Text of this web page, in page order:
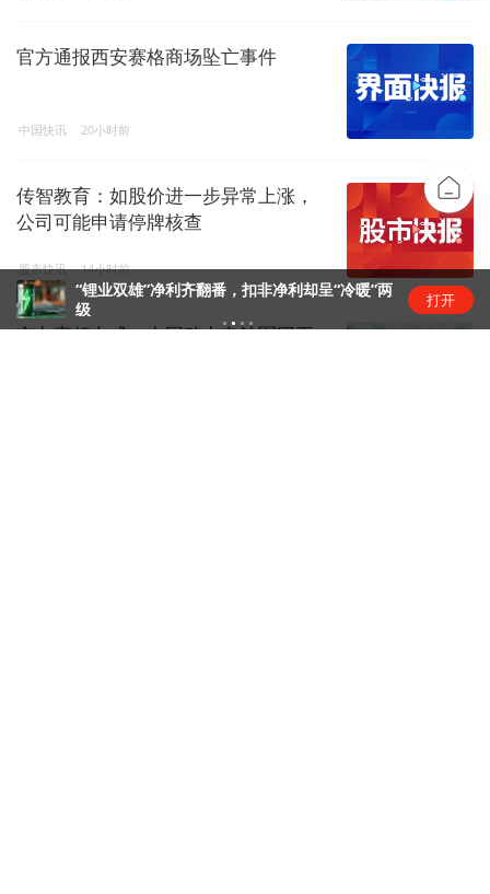
官方通报西安赛格商场坠亡事件
中国快讯 20小时前
传智教育：如股价进一步异常上涨，
公司可能申请停牌核查
股市快讯 14小时前
市占率超七成，中国动力电池军团再
“锂业双雄”净利齐翻番，扣非净利却呈“冷暖”两
级
打开